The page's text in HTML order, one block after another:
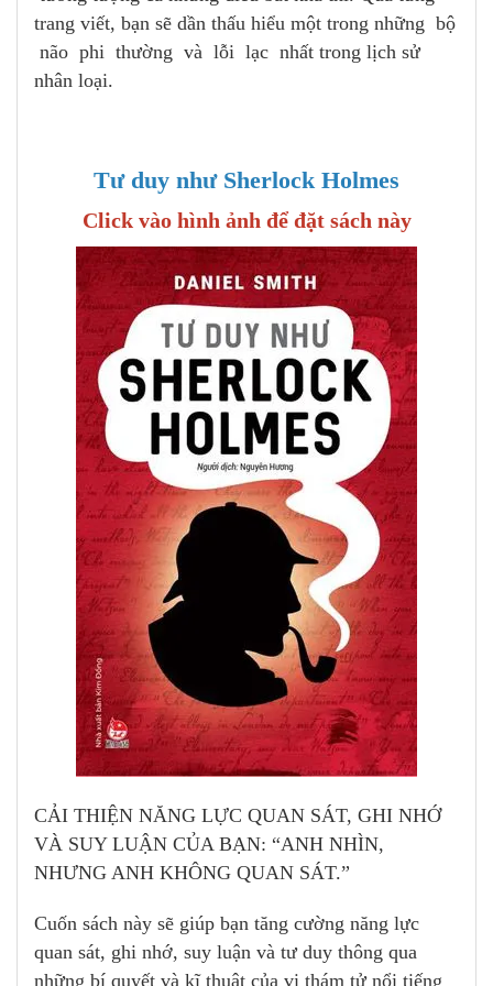
trang viết, bạn sẽ dần thấu hiểu một trong những bộ
não phi thường và lỗi lạc nhất trong lịch sử
nhân loại.
Tư duy như Sherlock Holmes
Click vào hình ảnh để đặt sách này
CẢI THIỆN NĂNG LỰC QUAN SÁT, GHI NHỚ
VÀ SUY LUẬN CỦA BẠN: “ANH NHÌN,
NHƯNG ANH KHÔNG QUAN SÁT.”
Cuốn sách này sẽ giúp bạn tăng cường năng lực
quan sát, ghi nhớ, suy luận và tư duy thông qua
những bí quyết và kĩ thuật của vị thám tử nổi tiếng